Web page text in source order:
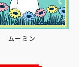
ムーミン